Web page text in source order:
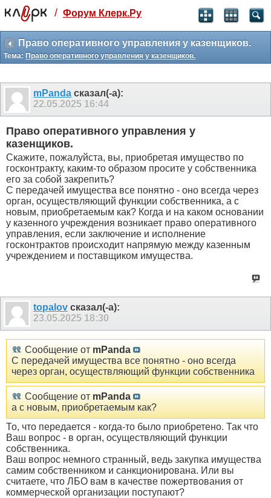
Святые угодники, Клерк без рекламы
прекрасен:)
месяц
3 месяца
259
₽
-10%
499 ₽
-15%
Отмена Оплатить
/ Форум Клерк.Ру
Право оперативного управления у казенщиков.
Тема: Право оперативного управления у казенщиков.
mPanda сказал(-а):
22.05.2025 16:44
Право оперативного управления у
казенщиков.
Скажите, пожалуйста, вы, приобретая имущество по
госконтракту, каким-то образом просите у собственника
его за собой закрепить?
С передачей имущества все понятно - оно всегда через
орган, осуществляющий функции собственника, а с
новым, приобретаемым как? Когда и на каком основании
у казенного учреждения возникает право оперативного
управления, если заключение и исполнение
госконтрактов происходит напрямую между казенным
учреждением и поставщиком имущества.
topalov сказал(-а):
23.05.2025 18:30
Сообщение от mPanda
С передачей имущества все понятно - оно всегда
через орган, осуществляющий функции собственника
Сообщение от mPanda
а с новым, приобретаемым как?
То, что передается - когда-то было приобретено. Так что
Ваш вопрос - в орган, осуществляющий функции
собственника.
Ваш вопрос немного странный, ведь закупка имущества
самим собственником и санкционирована. Или вы
считаете, что ЛБО вам в качестве пожертвования от
коммерческой организации поступают?